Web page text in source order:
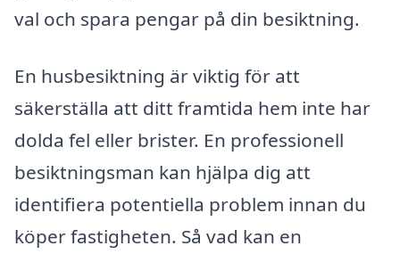
val och spara pengar på din besiktning.
En husbesiktning är viktig för att
säkerställa att ditt framtida hem inte har
dolda fel eller brister. En professionell
besiktningsman kan hjälpa dig att
identifiera potentiella problem innan du
köper fastigheten. Så vad kan en